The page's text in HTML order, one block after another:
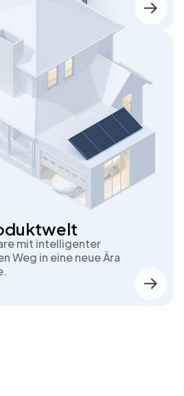
mit intelligenter
Weg in eine neue Ära